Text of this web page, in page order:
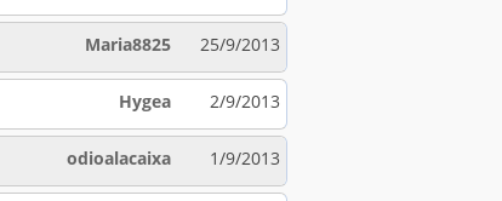
25/9/2013
Maria8825
2/9/2013
Hygea
1/9/2013
odioalacaixa